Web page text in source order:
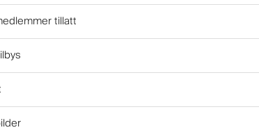
tillatt